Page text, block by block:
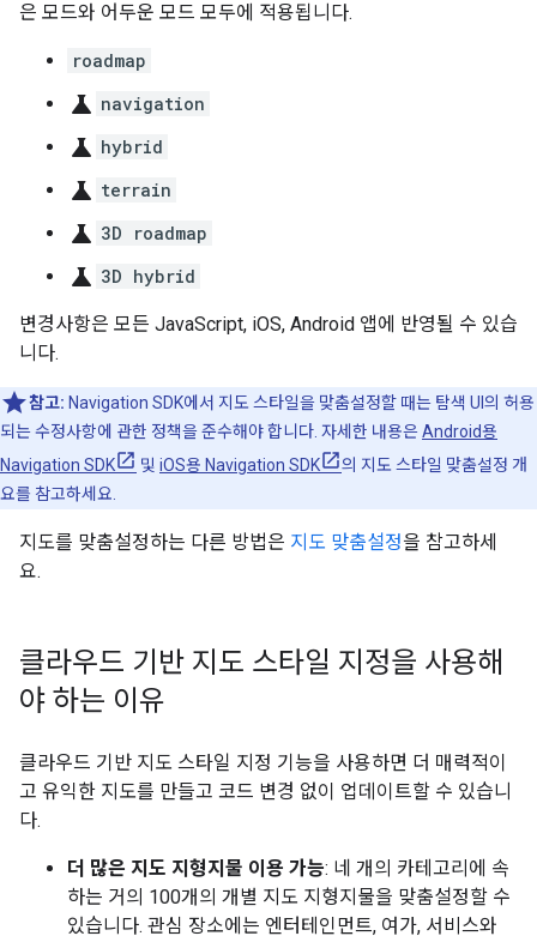
은 모드와 어두운 모드 모두에 적용됩니다.
roadmap
science navigation
science hybrid
science terrain
science 3D roadmap
science 3D hybrid
변경사항은 모든 JavaScript, iOS, Android 앱에 반영될 수 있습
니다.
참고: Navigation SDK에서 지도 스타일을 맞춤설정할 때는 탐색 UI의 허용
되는 수정사항에 관한 정책을 준수해야 합니다. 자세한 내용은Android용
Navigation SDK
및 iOS용 Navigation SDK
의 지도 스타일 맞춤설정 개
요를 참고하세요.
지도를 맞춤설정하는 다른 방법은 지도 맞춤설정을 참고하세
요.
클라우드 기반 지도 스타일 지정을 사용해
야 하는 이유
클라우드 기반 지도 스타일 지정 기능을 사용하면 더 매력적이
고 유익한 지도를 만들고 코드 변경 없이 업데이트할 수 있습니
다.
더 많은 지도 지형지물 이용 가능: 네 개의 카테고리에 속
하는 거의 100개의 개별 지도 지형지물을 맞춤설정할 수
있습니다. 관심 장소에는 엔터테인먼트, 여가, 서비스와